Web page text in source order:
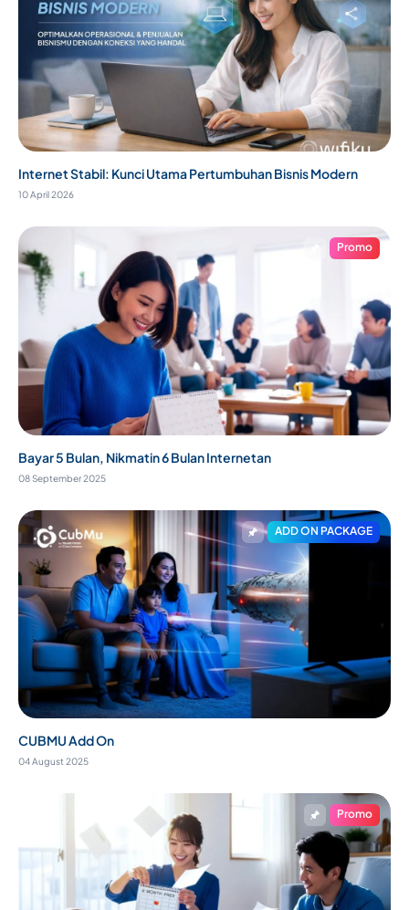
Internet Stabil: Kunci Utama Pertumbuhan Bisnis Modern
10 April 2026
Promo
Bayar 5 Bulan, Nikmatin 6 Bulan Internetan
08 September 2025
ADD ON PACKAGE
CUBMU Add On
04 August 2025
Promo